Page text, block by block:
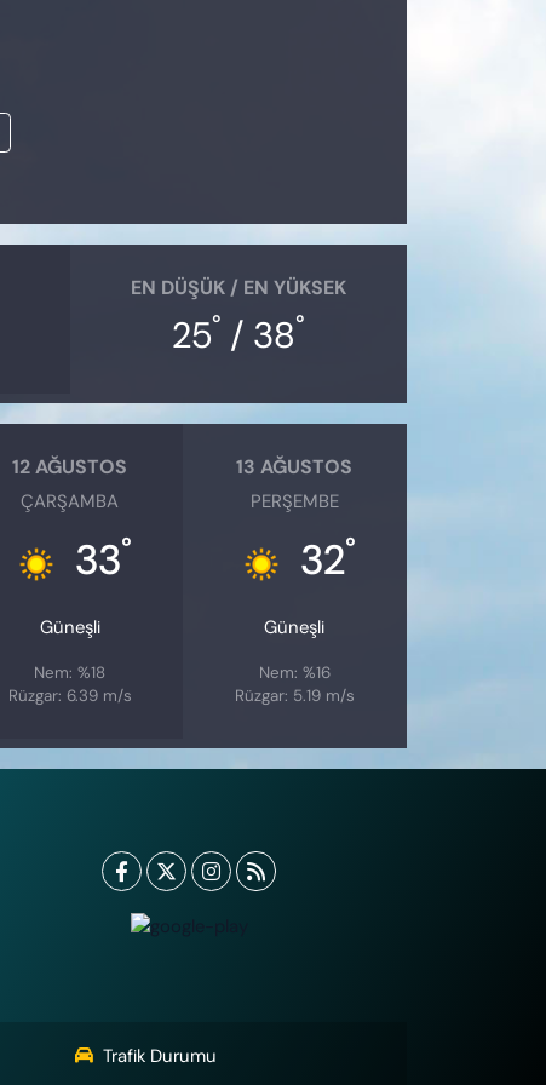
EN DÜŞÜK / EN YÜKSEK
25° / 38°
12 AĞUSTOS
ÇARŞAMBA
33°
Güneşli
Nem: %18
Rüzgar: 6.39 m/s
13 AĞUSTOS
PERŞEMBE
32°
Güneşli
Nem: %16
Rüzgar: 5.19 m/s
Trafik Durumu